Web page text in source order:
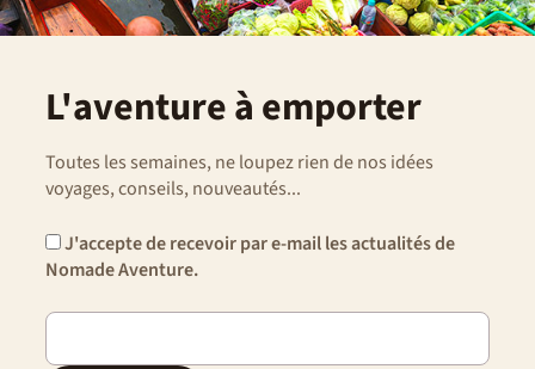
L'aventure à emporter
Toutes les semaines, ne loupez rien de nos idées
voyages, conseils, nouveautés...
J'accepte de recevoir par e-mail les actualités de
Nomade Aventure.